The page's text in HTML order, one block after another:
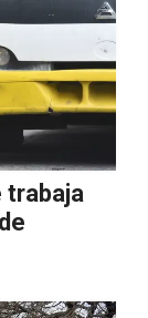
trabaja